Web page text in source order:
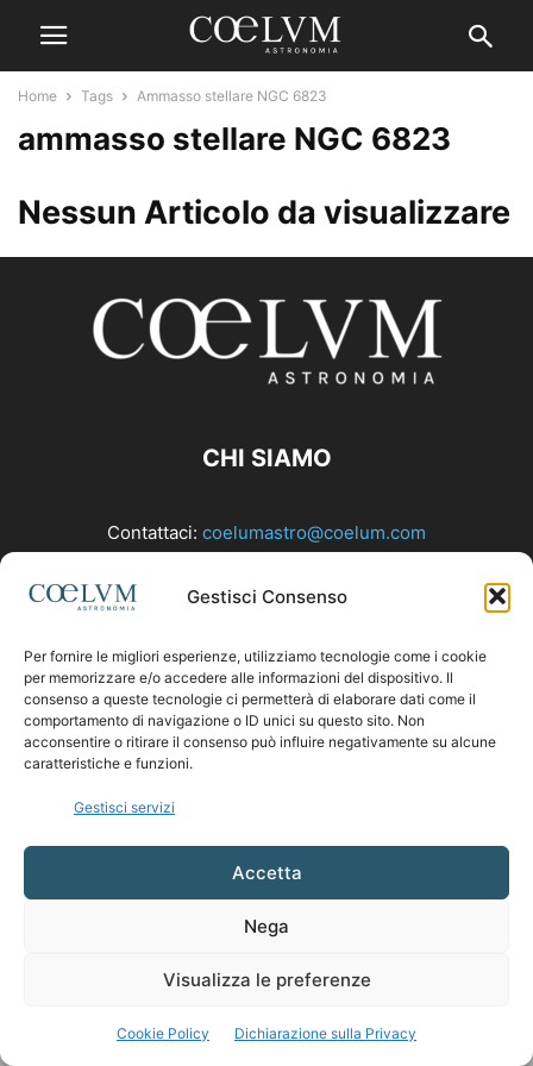
Gestisci Consenso
Per fornire le migliori esperienze, utilizziamo tecnologie come i cookie
per memorizzare e/o accedere alle informazioni del dispositivo. Il
consenso a queste tecnologie ci permetterà di elaborare dati come il
comportamento di navigazione o ID unici su questo sito. Non
acconsentire o ritirare il consenso può influire negativamente su alcune
caratteristiche e funzioni.
Gestisci servizi
Accetta
Nega
Visualizza le preferenze
Cookie Policy Dichiarazione sulla Privacy
Home Tags Ammasso stellare NGC 6823
ammasso stellare NGC 6823
Nessun Articolo da visualizzare
CHI SIAMO
Contattaci: coelumastro@coelum.com
SEGUICI